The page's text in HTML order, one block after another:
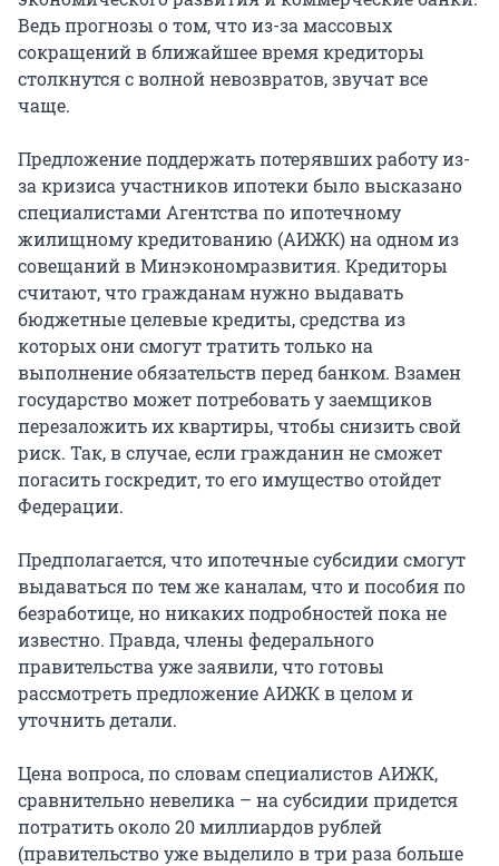
Ведь прогнозы о том, что из-за массовых
сокращений в ближайшее время кредиторы
столкнутся с волной невозвратов, звучат все
чаще.
Предложение поддержать потерявших работу из-
за кризиса участников ипотеки было высказано
специалистами Агентства по ипотечному
жилищному кредитованию (АИЖК) на одном из
совещаний в Минэкономразвития. Кредиторы
считают, что гражданам нужно выдавать
бюджетные целевые кредиты, средства из
которых они смогут тратить только на
выполнение обязательств перед банком. Взамен
государство может потребовать у заемщиков
перезаложить их квартиры, чтобы снизить свой
риск. Так, в случае, если гражданин не сможет
погасить госкредит, то его имущество отойдет
Федерации.
Предполагается, что ипотечные субсидии смогут
выдаваться по тем же каналам, что и пособия по
безработице, но никаких подробностей пока не
известно. Правда, члены федерального
правительства уже заявили, что готовы
рассмотреть предложение АИЖК в целом и
уточнить детали.
Цена вопроса, по словам специалистов АИЖК,
сравнительно невелика – на субсидии придется
потратить около 20 миллиардов рублей
(правительство уже выделило в три раза больше